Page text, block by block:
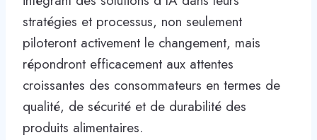
stratégies et processus, non seulement
piloteront activement le changement, mais
répondront efficacement aux attentes
croissantes des consommateurs en termes de
qualité, de sécurité et de durabilité des
produits alimentaires.